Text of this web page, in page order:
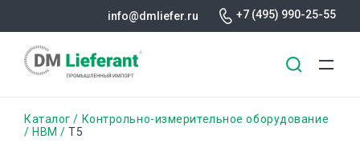
info@dmliefer.ru +7 (495) 990-25-55
Строка
Каталог
Контрольно-измерительное оборудование
HBM
T5